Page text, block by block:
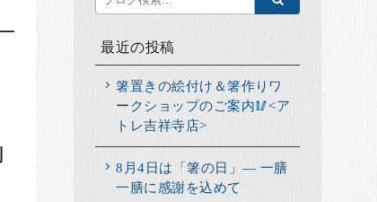
最近の投稿
箸置きの絵付け＆箸作りワ
ークショップのご案内🥢<ア
トレ吉祥寺店>
8月4日は「箸の日」― 一膳
一膳に感謝を込めて